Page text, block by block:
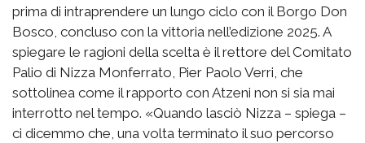
prima di intraprendere un lungo ciclo con il Borgo Don
Bosco, concluso con la vittoria nell’edizione 2025. A
spiegare le ragioni della scelta è il rettore del Comitato
Palio di Nizza Monferrato, Pier Paolo Verri, che
sottolinea come il rapporto con Atzeni non si sia mai
interrotto nel tempo. «Quando lasciò Nizza – spiega –
ci dicemmo che, una volta terminato il suo percorso